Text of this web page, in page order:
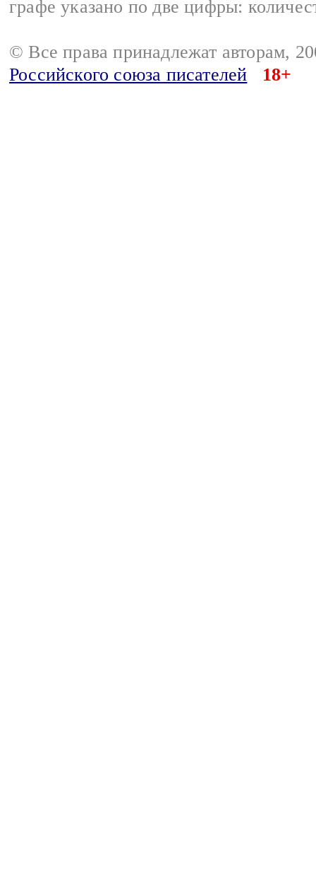
графе указано по две цифры:
© Все права принадлежат авторам,
Российского союза писателей
18+